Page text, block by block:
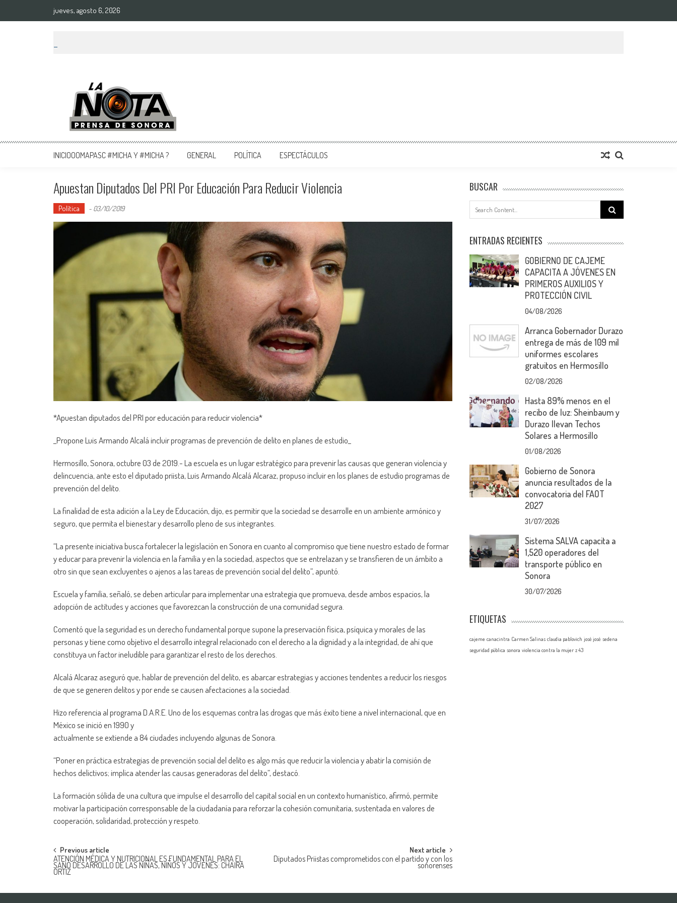
jueves, agosto 6, 2026
La Nota Prensa De Sonora
Noticias del día
INICIOOOMAPASC #MICHA Y #MICHA ? GENERAL POLÍTICA ESPECTÁCULOS
Apuestan Diputados Del PRI Por Educación Para Reducir Violencia
Política - 03/10/2019
*Apuestan diputados del PRI por educación para reducir violencia*
_Propone Luis Armando Alcalá incluir programas de prevención de delito en planes de estudio_
Hermosillo, Sonora, octubre 03 de 2019.- La escuela es un lugar estratégico para prevenir las causas que generan violencia y
delincuencia, ante esto el diputado priista, Luis Armando Alcalá Alcaraz, propuso incluir en los planes de estudio programas de
prevención del delito.
La finalidad de esta adición a la Ley de Educación, dijo, es permitir que la sociedad se desarrolle en un ambiente armónico y
seguro, que permita el bienestar y desarrollo pleno de sus integrantes.
“La presente iniciativa busca fortalecer la legislación en Sonora en cuanto al compromiso que tiene nuestro estado de formar
y educar para prevenir la violencia en la familia y en la sociedad, aspectos que se entrelazan y se transfieren de un ámbito a
otro sin que sean excluyentes o ajenos a las tareas de prevención social del delito”, apuntó.
Escuela y familia, señaló, se deben articular para implementar una estrategia que promueva, desde ambos espacios, la
adopción de actitudes y acciones que favorezcan la construcción de una comunidad segura.
Comentó que la seguridad es un derecho fundamental porque supone la preservación física, psíquica y morales de las
personas y tiene como objetivo el desarrollo integral relacionado con el derecho a la dignidad y a la integridad, de ahí que
constituya un factor ineludible para garantizar el resto de los derechos.
Alcalá Alcaraz aseguró que, hablar de prevención del delito, es abarcar estrategias y acciones tendentes a reducir los riesgos
de que se generen delitos y por ende se causen afectaciones a la sociedad.
Hizo referencia al programa D.A.R.E. Uno de los esquemas contra las drogas que más éxito tiene a nivel internacional, que en
México se inició en 1990 y
actualmente se extiende a 84 ciudades incluyendo algunas de Sonora.
“Poner en práctica estrategias de prevención social del delito es algo más que reducir la violencia y abatir la comisión de
hechos delictivos; implica atender las causas generadoras del delito”, destacó.
La formación sólida de una cultura que impulse el desarrollo del capital social en un contexto humanístico, afirmó, permite
motivar la participación corresponsable de la ciudadanía para reforzar la cohesión comunitaria, sustentada en valores de
cooperación, solidaridad, protección y respeto.
Post
navigation
Previous article
ATENCIÓN MÉDICA Y NUTRICIONAL ES FUNDAMENTAL PARA EL
SANO DESARROLLO DE LAS NIÑAS, NIÑOS Y JÓVENES: CHAIRA
ORTÍZ
Next article
Diputados Priistas comprometidos con el partido y con los
sonorenses
BUSCAR
Search
for:
ENTRADAS RECIENTES
GOBIERNO DE CAJEME
CAPACITA A JÓVENES EN
PRIMEROS AUXILIOS Y
PROTECCIÓN CIVIL
04/08/2026
Arranca Gobernador Durazo
entrega de más de 109 mil
uniformes escolares
gratuitos en Hermosillo
02/08/2026
Hasta 89% menos en el
recibo de luz: Sheinbaum y
Durazo llevan Techos
Solares a Hermosillo
01/08/2026
Gobierno de Sonora
anuncia resultados de la
convocatoria del FAOT
2027
31/07/2026
Sistema SALVA capacita a
1,520 operadores del
transporte público en
Sonora
30/07/2026
ETIQUETAS
cajeme canacintra Carmen Salinas claudia pablovich josé josé sedena
seguridad pública sonora violencia contra la mujer z 43